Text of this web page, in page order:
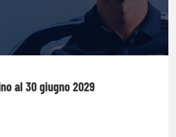
al 30 giugno 2029